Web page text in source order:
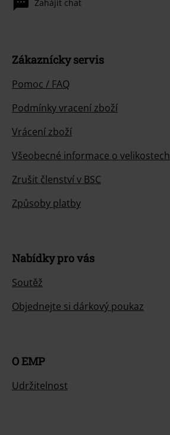
Zahájit chat
Zákaznícky servis
Pomoc / FAQ
Podmínky vracení zboží
Vrácení zboží
Všeobecné informace o velikostech
Zrušit členství v BSC
Způsoby platby
Nabídky pro vás
Soutěž
Objednejte si dárkový poukaz
O EMP
Udržitelnost